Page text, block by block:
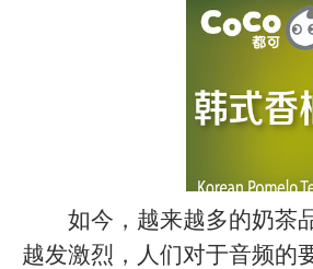
如今，越来越多的奶茶品
越发激烈，人们对于音频的